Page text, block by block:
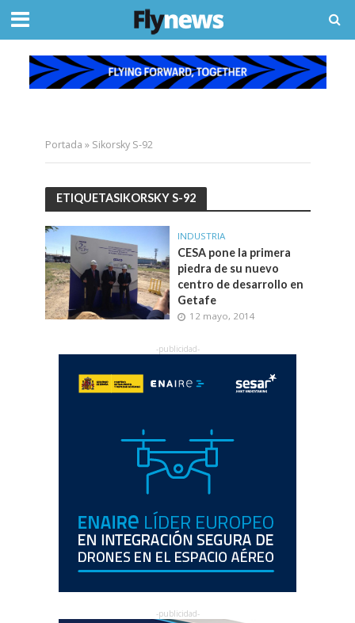
Portada » Sikorsky S-92
ETIQUETASIKORSKY S-92
INDUSTRIA
CESA pone la primera
piedra de su nuevo
centro de desarrollo en
Getafe
12 mayo, 2014